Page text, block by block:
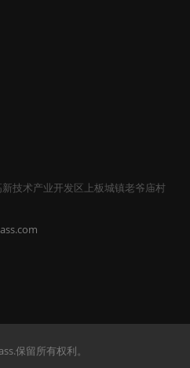
技术产业开发区上板城镇老爷庙村
保留所有权利。